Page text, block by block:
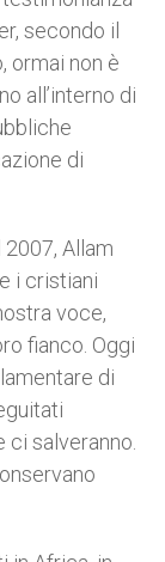
secondo il
ormai non è
all’interno di
di
Allam
i cristiani
voce,
fianco. Oggi
di
salveranno.